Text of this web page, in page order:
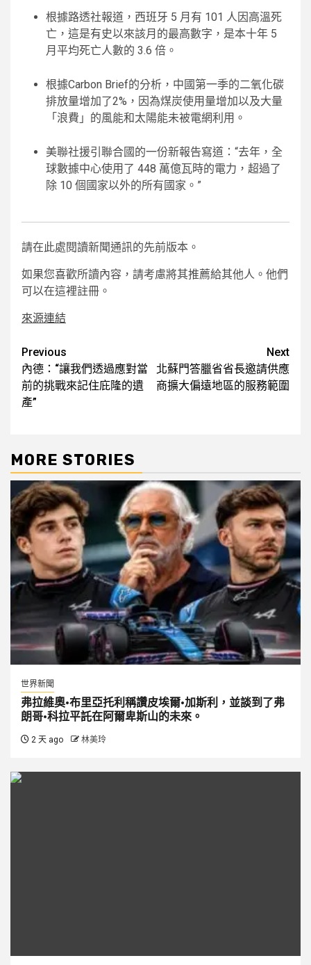
根據路透社報道，西班牙 5 月有 101 人因高溫死
亡，這是有史以​​來該月的最高數字，是本十年 5
月平均死亡人數的 3.6 倍。
根據Carbon Brief的分析，中國第一季的二氧化碳
排放量增加了2%，因為煤炭使用量增加以及大量
「浪費」的風能和太陽能未被電網利用。
美聯社援引聯合國的一份新報告寫道：“去年，全
球數據中心使用了 448 萬億瓦時的電力，超過了
除 10 個國家以外的所有國家。”
請在此處閱讀新聞通訊的先前版本。
如果您喜歡所讀內容，請考慮將其推薦給其他人。他們
可以在這裡註冊。
來源連結
Post
navigation
Previous
內德：“讓我們透過應對當
前的挑戰來記住庇隆的遺
產”
Next
北蘇門答臘省省長邀請供應
商擴大偏遠地區的服務範圍
MORE STORIES
世界新聞
弗拉維奧·布里亞托利稱讚皮埃爾·加斯利，並談到了弗
朗哥·科拉平託在阿爾卑斯山的未來。
2 天 ago 林美玲